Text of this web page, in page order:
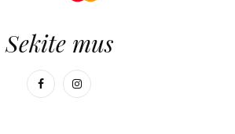
Sekite mus